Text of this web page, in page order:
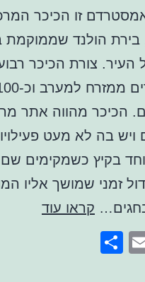
זו הכיכר
הולנד שממוקמת
צורת הכיכר
הכיכר מהווה אתר
בה לא מעט
בקיץ כשמקימים
זמני שמושך אליו
קראו עודכיכר
Email